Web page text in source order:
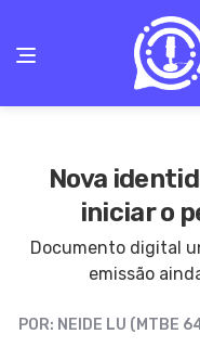
Nova
iniciar o
Documento digital
emissão
POR: NEIDE LU (MTBE